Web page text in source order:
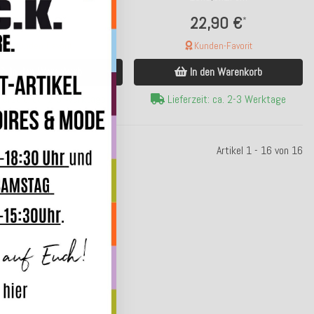
22,90 €
Kunden-Favorit
ca. 2-3 Werktage
22,90 €*
Kunden-Favorit
In den Warenkorb
Lieferzeit: ca. 2-3 Werktage
Artikel 1 - 16 von 16
wieder da
Conceptstore TICKET | AFTER WORK